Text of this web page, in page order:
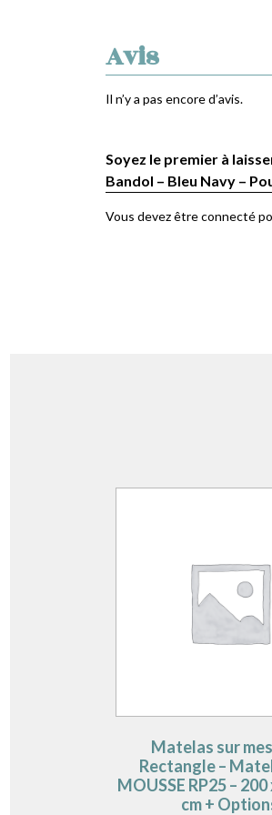
Avis
Il n’y a pas encore d’avis.
Soyez le premier à
Bandol – Bleu Navy –
Vous devez êtreconnecté
Matelas sur
Rectangle –
MOUSSE RP25 –
cm +